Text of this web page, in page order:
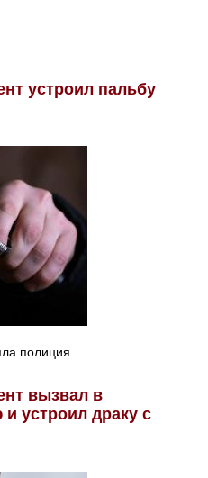
устроил пальбу
полиция.
вызвал в
устроил драку с